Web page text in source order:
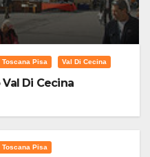
Toscana Pisa Val Di Cecina
Di Cecina
Toscana Pisa